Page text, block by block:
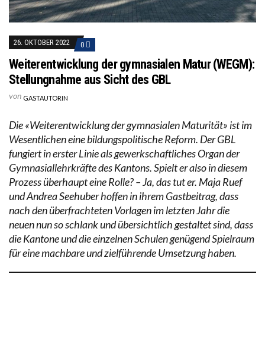
26. OKTOBER 2022 0
Weiterentwicklung der gymnasialen Matur (WEGM):
Stellungnahme aus Sicht des GBL
von GASTAUTORIN
Die «Weiterentwicklung der gymnasialen Maturität» ist im
Wesentlichen eine bildungspolitische Reform. Der GBL
fungiert in erster Linie als gewerkschaftliches Organ der
Gymnasiallehrkräfte des Kantons. Spielt er also in diesem
Prozess überhaupt eine Rolle? – Ja, das tut er. Maja Ruef
und Andrea Seehuber hoffen in ihrem Gastbeitrag, dass
nach den überfrachteten Vorlagen im letzten Jahr die
neuen nun so schlank und übersichtlich gestaltet sind, dass
die Kantone und die einzelnen Schulen genügend Spielraum
für eine machbare und zielführende Umsetzung haben.